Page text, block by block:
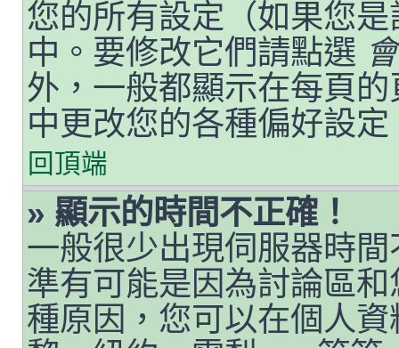
您的所有設定（如果您
中。要修改它們請點選
外，一般都顯示在每頁
中更改您的各種偏好設定
回頂端
» 顯示的時間不正確！
一般很少出現伺服器時
準有可能是因為討論區
種原因，您可以在個人